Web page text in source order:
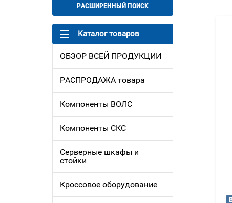
РАСШИРЕННЫЙ ПОИСК
Каталог товаров
ОБЗОР ВСЕЙ ПРОДУКЦИИ
РАСПРОДАЖА товара
Компоненты ВОЛС
Компоненты СКС
Серверные шкафы и
стойки
Кроссовое оборудование